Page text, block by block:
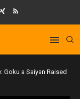
Goku a Saiyan Raised